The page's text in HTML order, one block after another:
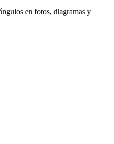
en fotos, diagramas y